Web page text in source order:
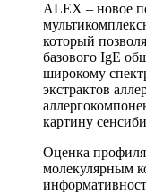
ALEX – новое
который
базового IgE
широкому
экстрактов
картину
Оценка
молекулярным